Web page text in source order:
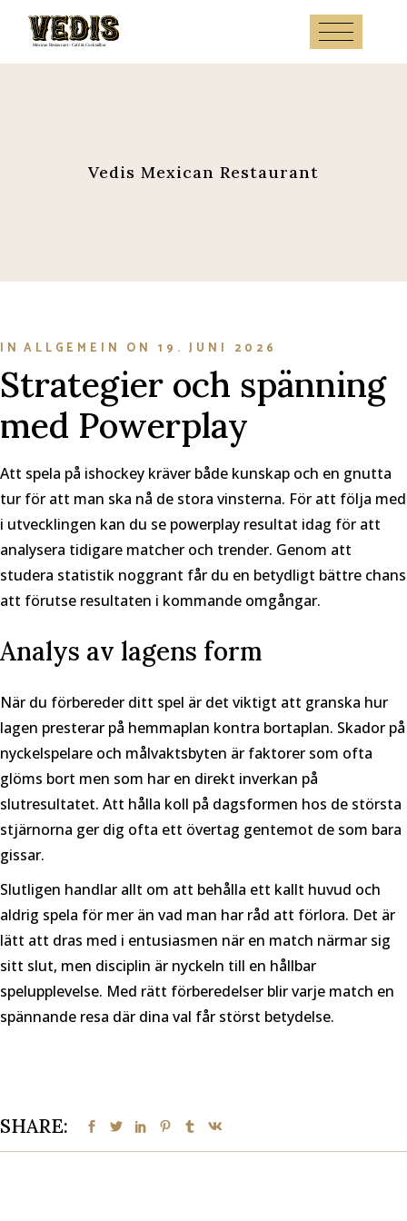
content
Vedis Mexican Restaurant
IN ALLGEMEIN ON 19. JUNI 2026
Strategier och spänning
med Powerplay
Att spela på ishockey kräver både kunskap och en gnutta
tur för att man ska nå de stora vinsterna. För att följa med
i utvecklingen kan du se powerplay resultat idag för att
analysera tidigare matcher och trender. Genom att
studera statistik noggrant får du en betydligt bättre chans
att förutse resultaten i kommande omgångar.
Analys av lagens form
När du förbereder ditt spel är det viktigt att granska hur
lagen presterar på hemmaplan kontra bortaplan. Skador på
nyckelspelare och målvaktsbyten är faktorer som ofta
glöms bort men som har en direkt inverkan på
slutresultatet. Att hålla koll på dagsformen hos de största
stjärnorna ger dig ofta ett övertag gentemot de som bara
gissar.
Slutligen handlar allt om att behålla ett kallt huvud och
aldrig spela för mer än vad man har råd att förlora. Det är
lätt att dras med i entusiasmen när en match närmar sig
sitt slut, men disciplin är nyckeln till en hållbar
spelupplevelse. Med rätt förberedelser blir varje match en
spännande resa där dina val får störst betydelse.
SHARE: